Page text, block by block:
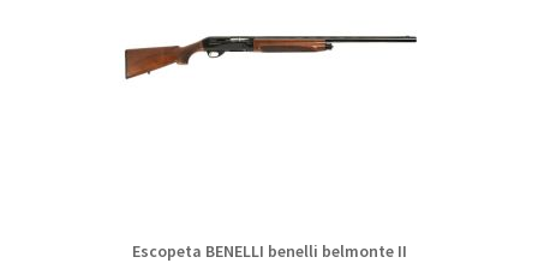
Escopeta BENELLI benelli belmonte II